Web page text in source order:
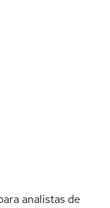
analistas de